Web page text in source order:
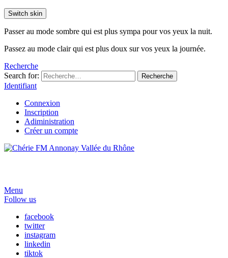
Switch skin
Passer au mode sombre qui est plus sympa pour vos yeux la nuit.
Passez au mode clair qui est plus doux sur vos yeux la journée.
Recherche
Search for:
Recherche
Identifiant
Connexion
Inscription
Adiministration
Créer un compte
Menu
Follow us
facebook
twitter
instagram
linkedin
tiktok